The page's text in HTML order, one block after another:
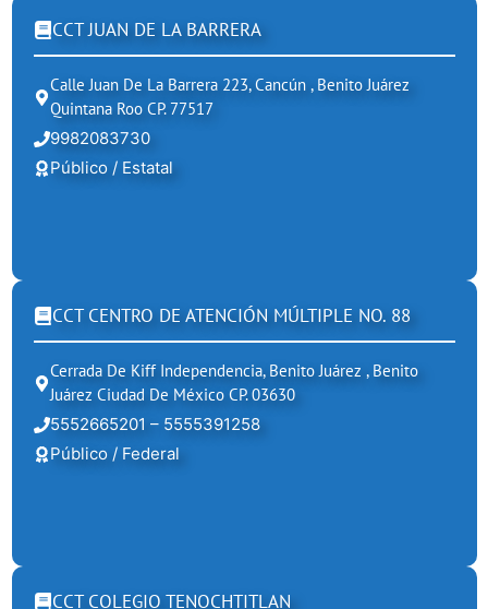
CCT JUAN DE LA BARRERA
Calle Juan De La Barrera 223, Cancún , Benito Juárez
Quintana Roo CP. 77517
9982083730
Público / Estatal
CCT CENTRO DE ATENCIÓN MÚLTIPLE NO. 88
Cerrada De Kiff Independencia, Benito Juárez , Benito
Juárez Ciudad De México CP. 03630
5552665201 – 5555391258
Público / Federal
CCT COLEGIO TENOCHTITLAN